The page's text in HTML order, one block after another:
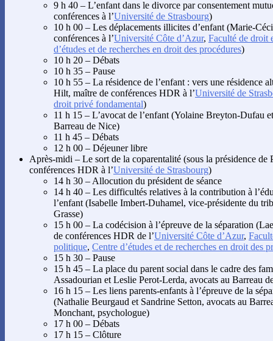
9 h 40 – L’enfant dans le divorce par consentement
conférences à l’Université de Strasbourg)
10 h 00 – Les déplacements illicites d’enfant (Marie-
conférences à l’Université Côte d’Azur, Faculté de droit
d’études et de recherches en droit des procédures)
10 h 20 – Débats
10 h 35 – Pause
10 h 55 – La résidence de l’enfant : vers une résidence
Hilt, maître de conférences HDR à l’Université de
droit privé fondamental)
11 h 15 – L’avocat de l’enfant (Yolaine Breyton-Dufau
Barreau de Nice)
11 h 45 – Débats
12 h 00 – Déjeuner libre
Après-midi – Le sort de la coparentalité (sous la présidence de
conférences HDR à l’Université de Strasbourg)
14 h 30 – Allocution du président de séance
14 h 40 – Les difficultés relatives à la contribution à
l’enfant (Isabelle Imbert-Duhamel, vice-présidente du
Grasse)
15 h 00 – La codécision à l’épreuve de la séparation
de conférences HDR de l’Université Côte d’Azur,
politique, Centre d’études et de recherches en droit des
15 h 30 – Pause
15 h 45 – La place du parent social dans le cadre des
Assadourian et Leslie Perot-Lerda, avocats au Barreau
16 h 15 – Les liens parents-enfants à l’épreuve de la
(Nathalie Beurgaud et Sandrine Setton, avocats au
Monchant, psychologue)
17 h 00 – Débats
17 h 15 – Clôture